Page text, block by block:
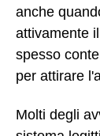
anche
attivamente
spesso
per attirare
Molti degli